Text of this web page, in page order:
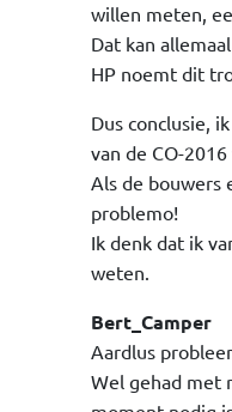
willen meten,
Dat kan
HP noemt dit
Dus conclusie,
van de CO-
Als de bouwers
problemo!
Ik denk dat ik
weten.
Bert_Camper
Aardlus
Wel gehad met